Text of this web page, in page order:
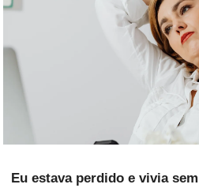
Eu estava perdido e vivia